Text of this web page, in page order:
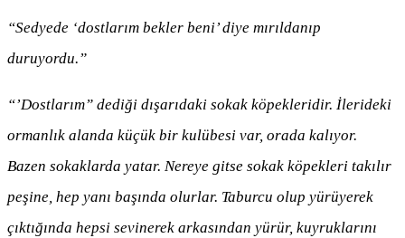
“Sedyede ‘dostlarım bekler beni’ diye mırıldanıp
duruyordu.”
“’Dostlarım” dediği dışarıdaki sokak köpekleridir. İlerideki
ormanlık alanda küçük bir kulübesi var, orada kalıyor.
Bazen sokaklarda yatar. Nereye gitse sokak köpekleri takılır
peşine, hep yanı başında olurlar. Taburcu olup yürüyerek
çıktığında hepsi sevinerek arkasından yürür, kuyruklarını